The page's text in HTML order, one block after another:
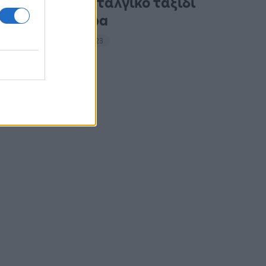
με άρωμα Abba
14:16 - 14 Σεπτεμβρίου 2023